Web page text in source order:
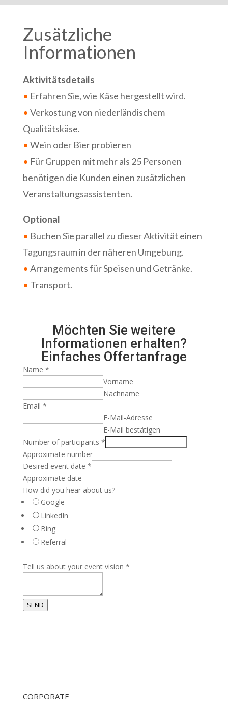
Zusätzliche
Informationen
Aktivitätsdetails
• Erfahren Sie, wie Käse hergestellt wird.
• Verkostung von niederländischem
Qualitätskäse.
• Wein oder Bier probieren
• Für Gruppen mit mehr als 25 Personen
benötigen die Kunden einen zusätzlichen
Veranstaltungsassistenten.
Optional
• Buchen Sie parallel zu dieser Aktivität einen
Tagungsraum in der näheren Umgebung.
• Arrangements für Speisen und Getränke.
• Transport.
Möchten Sie weitere
Informationen erhalten?
Einfaches Offertanfrage
Name *
Vorname
Nachname
Email *
E-Mail-Adresse
E-Mail bestätigen
Number of participants *
Approximate number
Desired event date *
Approximate date
How did you hear about us?
Google
LinkedIn
Bing
Referral
Tell us about your event vision *
SEND
CORPORATE